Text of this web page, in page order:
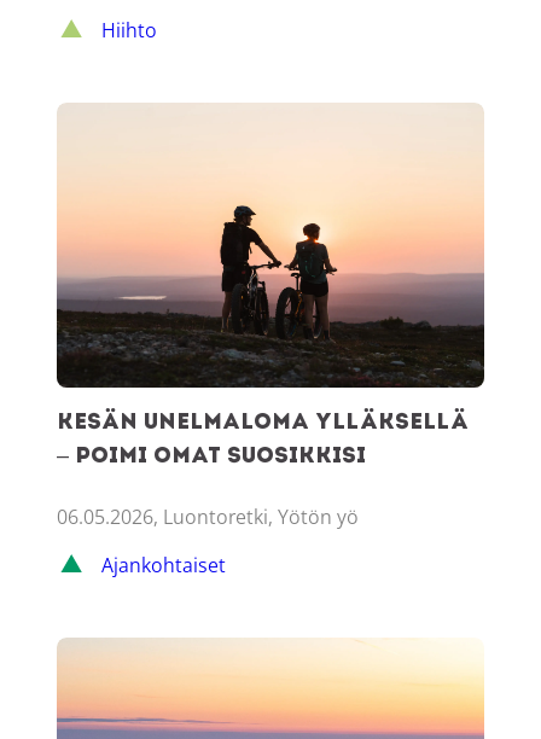
Hiihto
Kesän unelmaloma Ylläksellä – poimi omat suosikkisi
Kesän unelmaloma Ylläksellä
– poimi omat suosikkisi
06.05.2026, Luontoretki, Yötön yö
Ajankohtaiset
Talven bucket list Ylläkselle – koe ainakin nämä